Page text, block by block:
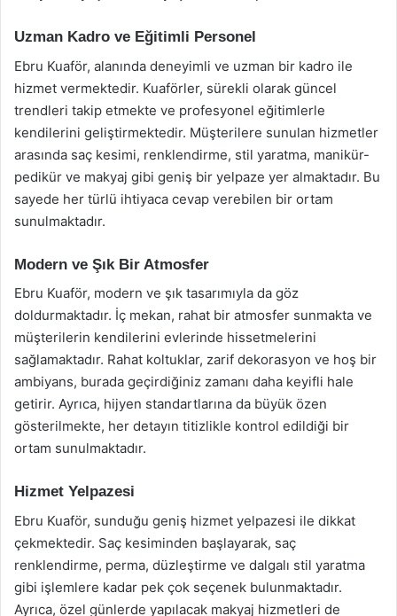
Uzman Kadro ve Eğitimli Personel
Ebru Kuaför, alanında deneyimli ve uzman bir kadro ile
hizmet vermektedir. Kuaförler, sürekli olarak güncel
trendleri takip etmekte ve profesyonel eğitimlerle
kendilerini geliştirmektedir. Müşterilere sunulan hizmetler
arasında saç kesimi, renklendirme, stil yaratma, manikür-
pedikür ve makyaj gibi geniş bir yelpaze yer almaktadır. Bu
sayede her türlü ihtiyaca cevap verebilen bir ortam
sunulmaktadır.
Modern ve Şık Bir Atmosfer
Ebru Kuaför, modern ve şık tasarımıyla da göz
doldurmaktadır. İç mekan, rahat bir atmosfer sunmakta ve
müşterilerin kendilerini evlerinde hissetmelerini
sağlamaktadır. Rahat koltuklar, zarif dekorasyon ve hoş bir
ambiyans, burada geçirdiğiniz zamanı daha keyifli hale
getirir. Ayrıca, hijyen standartlarına da büyük özen
gösterilmekte, her detayın titizlikle kontrol edildiği bir
ortam sunulmaktadır.
Hizmet Yelpazesi
Ebru Kuaför, sunduğu geniş hizmet yelpazesi ile dikkat
çekmektedir. Saç kesiminden başlayarak, saç
renklendirme, perma, düzleştirme ve dalgalı stil yaratma
gibi işlemlere kadar pek çok seçenek bulunmaktadır.
Ayrıca, özel günlerde yapılacak makyaj hizmetleri de